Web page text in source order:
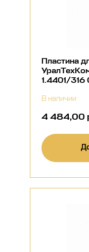
Пластина
1.4401/316
В наличии
4 484,00